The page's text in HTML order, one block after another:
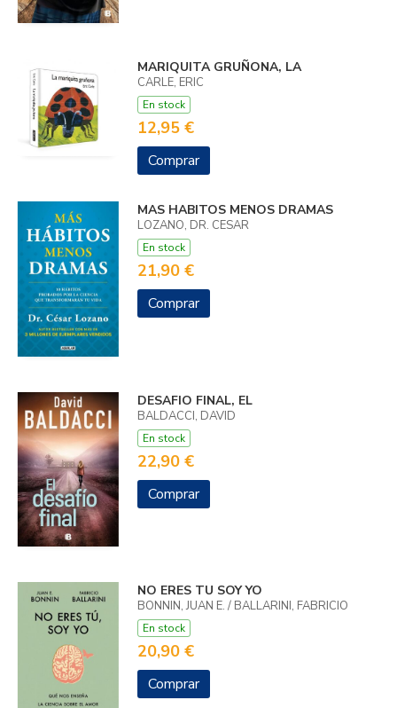
MARIQUITA GRUÑONA, LA
CARLE, ERIC
En stock
12,95 €
Comprar
MAS HABITOS MENOS DRAMAS
LOZANO, DR. CESAR
En stock
21,90 €
Comprar
DESAFIO FINAL, EL
BALDACCI, DAVID
En stock
22,90 €
Comprar
NO ERES TU SOY YO
BONNIN, JUAN E. / BALLARINI, FABRICIO
En stock
20,90 €
Comprar